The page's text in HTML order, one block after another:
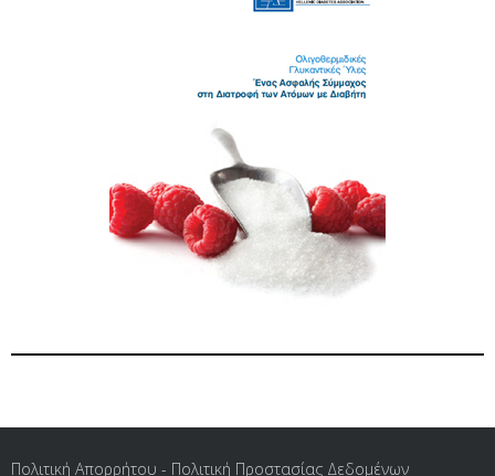
Πολιτική Απορρήτου - Πολιτική Προστασίας Δεδομένων